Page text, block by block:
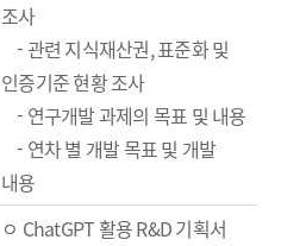
조사
-관련 지식재산권,표준화 및
인증기준 현황 조사
- 연구개발 과제의 목표 및 내용
- 연차 별 개발 목표 및 개발
내용
ㅇ ChatGPT 활용 R&D 기획서